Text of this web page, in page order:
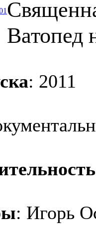
Ватопед
: 2011
: Игорь